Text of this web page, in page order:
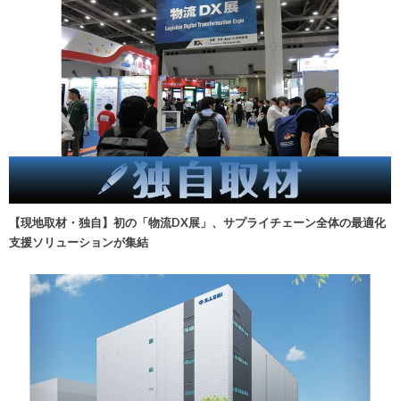
【現地取材・独自】初の「物流DX展」、サプライチェーン全体の最適化
支援ソリューションが集結